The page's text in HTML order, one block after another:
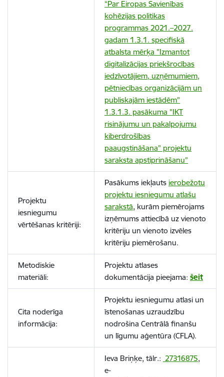
“Par Eiropas Savienības
kohēzijas politikas
programmas 2021.–2027.
gadam 1.3.1. specifiskā
atbalsta mērķa "Izmantot
digitalizācijas priekšrocības
iedzīvotājiem, uzņēmumiem,
pētniecības organizācijām un
publiskajām iestādēm"
1.3.1.3. pasākuma "IKT
risinājumu un pakalpojumu
kiberdrošības
paaugstināšana" projektu
saraksta apstiprināšanu”
Projektu
iesniegumu
vērtēšanas kritēriji:
Pasākums iekļauts ierobežotu
projektu iesniegumu atlašu
sarakstā, kurām piemērojams
izņēmums attiecībā uz vienoto
kritēriju un vienoto izvēles
kritēriju piemērošanu.
Metodiskie
materiāli:
Projektu atlases
dokumentācija pieejama: šeit
Cita noderīga
informācija:
Projektu iesniegumu atlasi un
īstenošanas uzraudzību
nodrošina Centrālā finanšu
un līgumu aģentūra (CFLA).
Ieva Briņķe, tālr.: 27316875,
e-